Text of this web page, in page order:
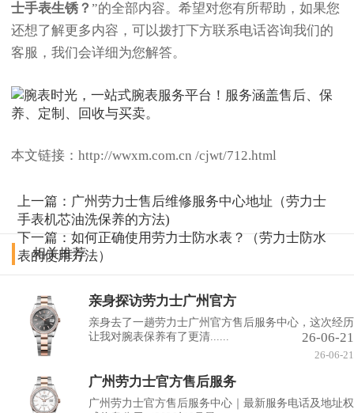
士手表生锈？ ”的全部内容。希望对您有所帮助，如果您
还想了解更多内容，可以拨打下方联系电话咨询我们的
客服，我们会详细为您解答。
本文链接：http://wwxm.com.cn /cjwt/712.html
上一篇： 广州劳力士售后维修服务中心地址（劳力士
手表机芯油洗保养的方法)
下一篇：如何正确使用劳力士防水表？（劳力士防水
表的使用方法）
相关推荐
亲身探访劳力士广州官方
亲身去了一趟劳力士广州官方售后服务中心，这次经历
让我对腕表保养有了更清......
26-06-21
26-06-21
广州劳力士官方售后服务
广州劳力士官方售后服务中心｜最新服务电话及地址权